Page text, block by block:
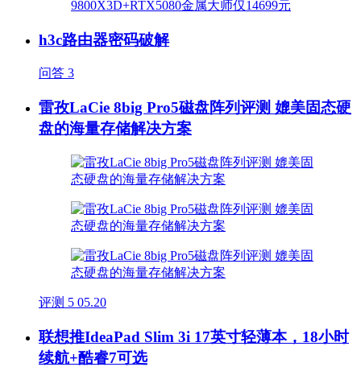
h3c路由器密码破解
问答 3
雷孜LaCie 8big Pro5磁盘阵列评测 媲美固态硬
盘的海量存储解决方案
评测 5 05.20
联想推IdeaPad Slim 3i 17英寸轻薄本，18小时
续航+酷睿7可选